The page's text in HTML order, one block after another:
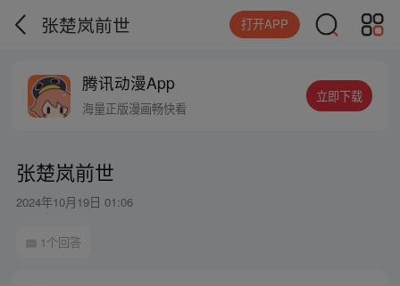
张楚岚前世 打开APP
腾讯动漫App
海量正版漫画畅快看
立即下载
张楚岚前世
2024年10月19日 01:06
1个回答